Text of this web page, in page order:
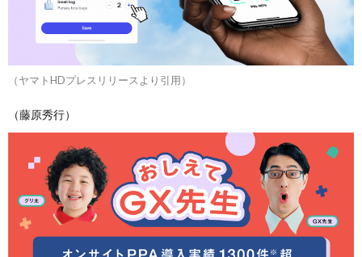
（ヤマトHDプレスリリースより引用）
（藤原秀行）